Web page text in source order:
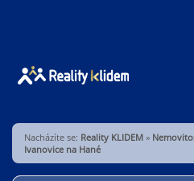
Nacházíte se: Reality KLIDEM »
Ivanovice na Hané